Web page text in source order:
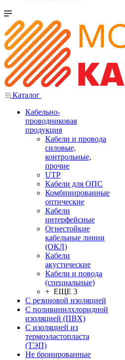
Каталог
Кабельно-
проводниковая
продукция
Кабели и провода
силовые,
контрольные,
прочие
UTP
Кабели для ОПС
Комбинированные
оптические
Кабели
интерфейсные
Огнестойкие
кабельные линии
(ОКЛ)
Кабели
акустические
Кабели и повода
(специальные)
+ ЕЩЕ 3
С резиновой изоляцией
С поливинилхлоридной
изоляцией (ПВХ)
С изоляцией из
термоэластопласта
(ТЭП)
Не бронированные